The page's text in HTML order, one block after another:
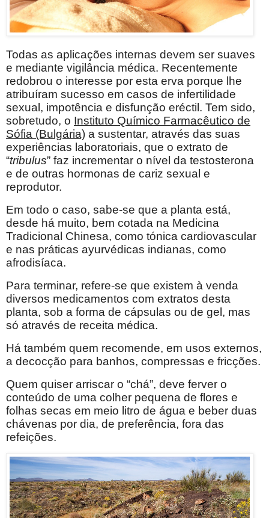
Todas as aplicações internas devem ser suaves
e mediante vigilância médica. Recentemente
redobrou o interesse por esta erva porque lhe
atribuíram sucesso em casos de infertilidade
sexual, impotência e disfunção eréctil. Tem sido,
sobretudo, o Instituto Químico Farmacêutico de
Sófia (Bulgária) a sustentar, através das suas
experiências laboratoriais, que o extrato de
“tribulus” faz incrementar o nível da testosterona
e de outras hormonas de cariz sexual e
reprodutor.
Em todo o caso, sabe-se que a planta está,
desde há muito, bem cotada na Medicina
Tradicional Chinesa, como tónica cardiovascular
e nas práticas ayurvédicas indianas, como
afrodisíaca.
Para terminar, refere-se que existem à venda
diversos medicamentos com extratos desta
planta, sob a forma de cápsulas ou de gel, mas
só através de receita médica.
Há também quem recomende, em usos externos,
a decocção para banhos, compressas e fricções.
Quem quiser arriscar o “chá”, deve ferver o
conteúdo de uma colher pequena de flores e
folhas secas em meio litro de água e beber duas
chávenas por dia, de preferência, fora das
refeições.